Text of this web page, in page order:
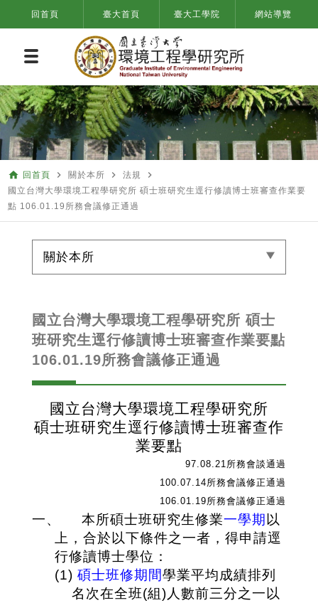
回首頁 臺大首頁 臺大工學院 網站導覽
home 回首頁 navigate_next 關於本所 navigate_next 法規 navigate_next
國立台灣大學環境工程學研究所 碩士班研究生逕行修讀博士班審查作業要
點 106.01.19所務會議修正通過
關於本所
國立台灣大學環境工程學研究所 碩士
班研究生逕行修讀博士班審查作業要點
106.01.19所務會議修正通過
國立台灣大學環境工程學研究所
碩士班研究生逕行修讀博士班審查作
業要點
97.08.21 所務會談通過
100.07.14所務會議修正通過
106.01.19所務會議修正通過
一、 本所碩士班研究生修業一學期 以
上，合於以下條件之一者，得申請逕
行修讀博士學位：
(1) 碩士班修期間學業平均成績排列
名次在全班(組) 人數前三分之一以